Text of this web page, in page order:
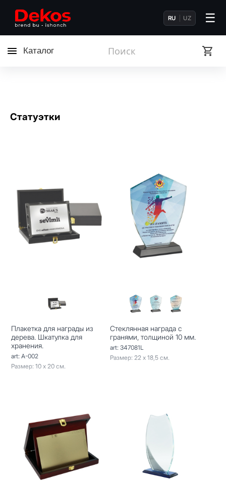
RU UZ ☰
Каталог
Статуэтки
Плакетка для награды из
дерева. Шкатулка для
хранения.
art: A-002
Размер: 10 х 20 см.
Стеклянная награда с
гранями, толщиной 10 мм.
art: 347081L
Размер: 22 х 18,5 см.